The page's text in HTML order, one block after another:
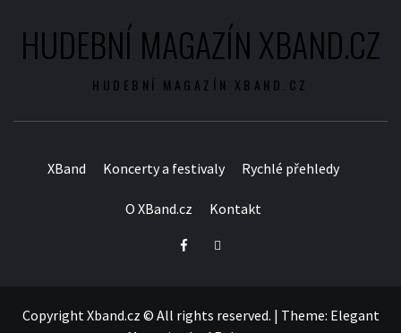
HUDEBNÍ MAGAZÍN XBAND.CZ
HUDEBNÍ MAGAZÍN XBAND.CZ
XBand Koncerty a festivaly Rychlé přehledy
O XBand.cz Kontakt
FacebookTwitter
Copyright Xband.cz © All rights reserved. | Theme: Elegant